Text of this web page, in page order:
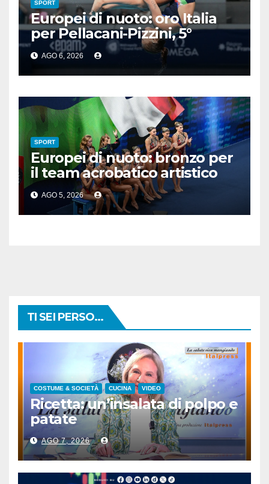
SPORT
Europei di nuoto: oro Italia
per Pellacani-Pizzini, 5°
trionfo per Chiara
AGO 6, 2026
SPORT
Europei di nuoto: bronzo per
il team acrobatico artistico
dell’Italia
AGO 5, 2026
TI SEI PERSO...
COSTUME & SOCIETÀ CUCINA VIDEO
Ricetta: un’insalata di polpo e
patate
AGO 7, 2026